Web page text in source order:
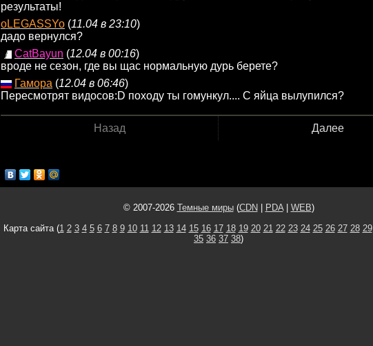
результаты!
oLEGASSYo (11.04 в 23:10)
дадо вернулся?
CatBayun (12.04 в 00:16)
вроде не сезон, где вы щас нормальную дурь берете?
Гамора (12.04 в 06:46)
Пересмотрят видосов:D походу ты гомункул.... С яйца вылупился?
Назад Далее
© 2007-2026 Темные миры(CDN PDA| WEB)
Карта сайта (1 2 3 4 5 6 7 8 9 10 11 12 13 14 15 16 17 18 19 20 21 22 23 24 25 26 27 28 29
35 36 37 38)